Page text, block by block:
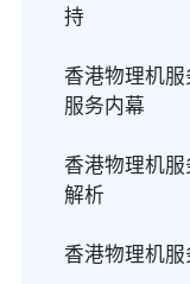
持
香港物理机
服务内幕
香港物理机
解析
香港物理机